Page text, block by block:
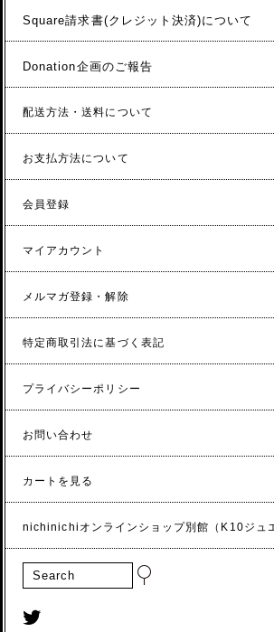
Square請求書(クレジット決済)について
Donation企画のご報告
配送方法・送料について
お支払方法について
会員登録
マイアカウント
メルマガ登録・解除
特定商取引法に基づく表記
プライバシーポリシー
お問い合わせ
カートを見る
nichinichiオンラインショップ別館（K10ジュ